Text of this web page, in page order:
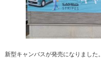
新型キャンバスが発売になりました。